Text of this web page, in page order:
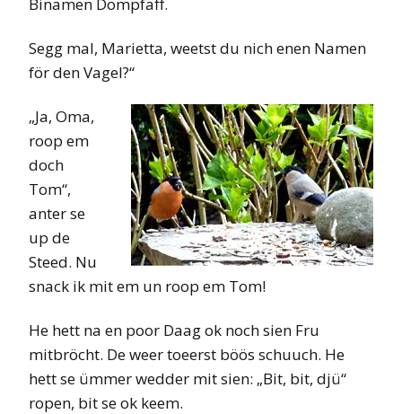
Segg mal, Marietta, weetst du nich enen Namen
för den Vagel?“
„Ja, Oma,
roop em
doch
Tom“,
anter se
up de
Steed. Nu
snack ik mit em un roop em Tom!
He hett na en poor Daag ok noch sien Fru
mitbröcht. De weer toeerst böös schuuch. He
hett se ümmer wedder mit sien: „Bit, bit, djü“
ropen, bit se ok keem.